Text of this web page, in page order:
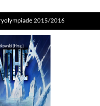
2015/2016